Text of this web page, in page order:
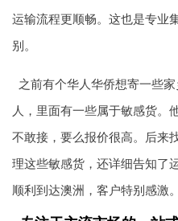
运输流程更顺畅。这也是专业
别。
之前有个华人华侨想寄一些
人，里面有一些属于敏感货。
不敢接，要么报价很高。后来
理这些敏感货，还详细告知了
顺利到达澳洲，客户特别感激。